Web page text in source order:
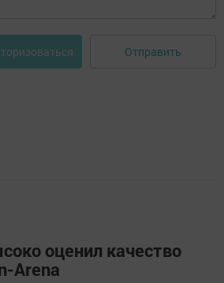
Отправить
оценил качество
Arena